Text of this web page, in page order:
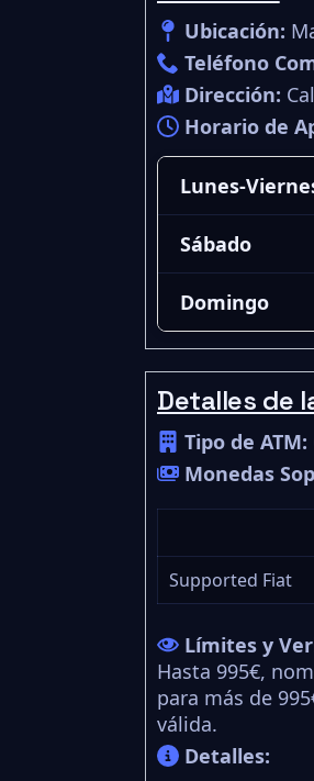
Ubicación:
Teléfono
Dirección:
Horario de
Lunes-
Sábado
Domingo
Detalles de
Tipo de ATM:
Monedas
Supported Fiat
Límites y
Hasta 995€,
para más de
válida.
Detalles: